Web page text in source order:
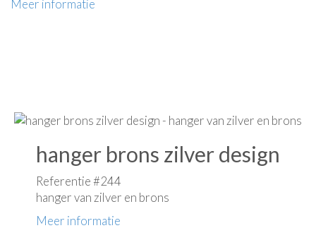
Meer informatie
hanger brons zilver design
Referentie #244
hanger van zilver en brons
Meer informatie